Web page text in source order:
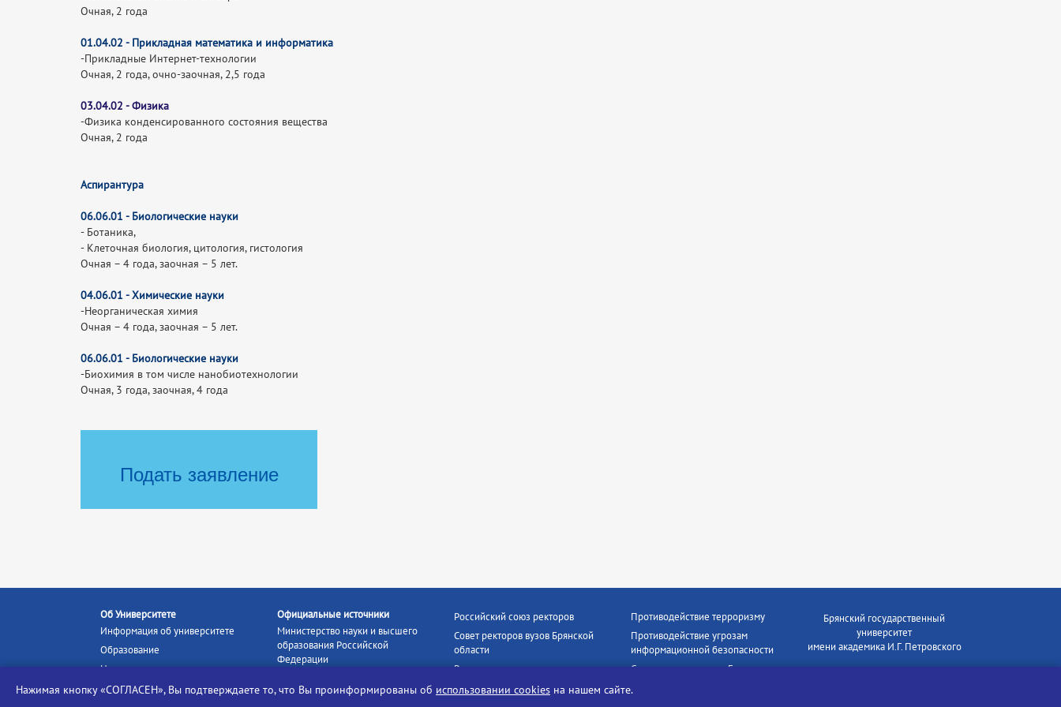
Очная, 2 года
01.04.02 - Прикладная математика и информатика
-Прикладные Интернет-технологии
Очная, 2 года, очно-заочная, 2,5 года
03.04.02 - Физика
-Физика конденсированного состояния вещества
Очная, 2 года
Аспирантура
06.06.01 -Биологические науки
- Ботаника,
- Клеточная биология, цитология, гистология
Очная – 4 года, заочная – 5 лет.
04.06.01 - Химические науки
-Неорганическая химия
Очная – 4 года, заочная – 5 лет.
06.06.01 - Биологические науки
-Биохимия в том числе нанобиотехнологии
Очная, 3 года, заочная, 4 года
Подать заявление
Об Университете
Информация об университете
Образование
Наука и инновации
Абитуриенту
Официальные источники
Министерство науки и высшего
образования Российской
Федерации
Портал «Российское
Российский союз ректоров
Совет ректоров вузов Брянской
области
Росстудцентр
Наши партнёры
Противодействие терроризму
Противодействие угрозам
информационной безопасности
Социальные ролики - Генеральная
Брянский государственный
университет
имени академика И.Г. Петровского
Нажимая кнопку «СОГЛАСЕН», Вы подтверждаете то, что Вы проинформированы об использовании cookies на нашем сайте.